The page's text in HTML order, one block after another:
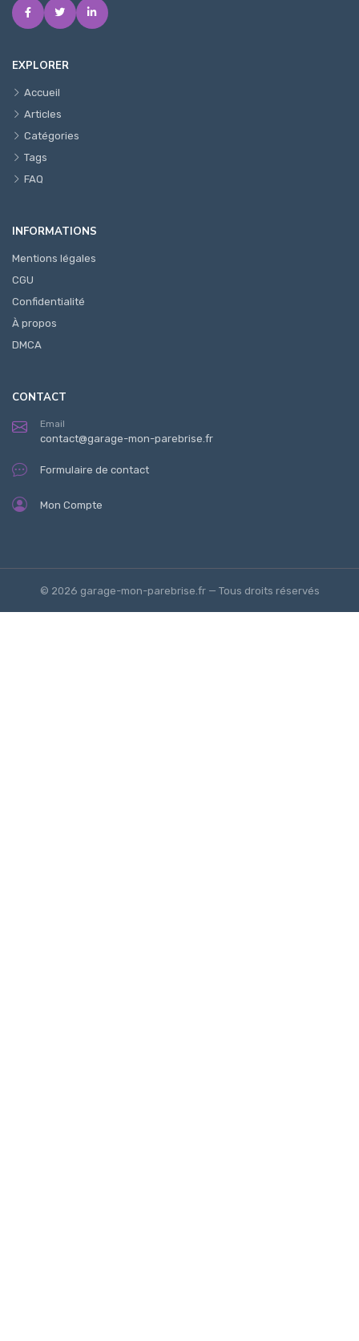
EXPLORER
Accueil
Articles
Catégories
Tags
FAQ
INFORMATIONS
Mentions légales
CGU
Confidentialité
À propos
DMCA
CONTACT
Email
contact@garage-mon-parebrise.fr
Formulaire de contact
Mon Compte
© 2026 garage-mon-parebrise.fr — Tous droits réservés